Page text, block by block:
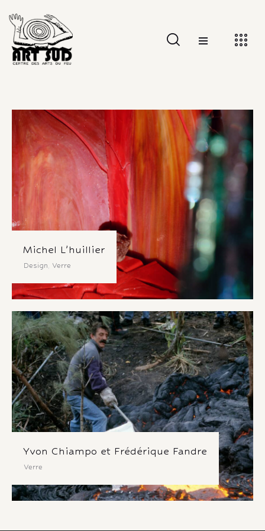
Michel L’huillier
Design, Verre
Yvon Chiampo et Frédérique Fandre
Verre